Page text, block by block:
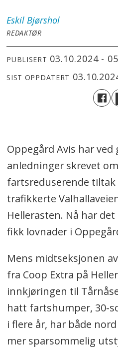
Eskil Bjørshol
REDAKTØR
PUBLISERT 03.10.2024 -
SIST OPPDATERT
Oppegård Avis har
anledninger skrevet
fartsreduserende
trafikkerte
Hellerasten. Nå har
fikk lovnader i
Mens midtseksjonen
fra Coop Extra på
innkjøringen til
hatt fartshumper, 30-
i flere år, har både
mer sparsommelig